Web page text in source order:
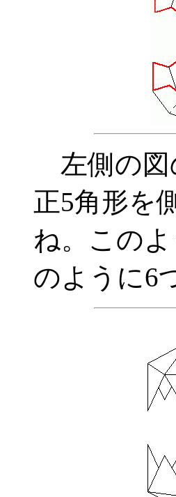
左側の図
正5角形を
ね。この
のように6